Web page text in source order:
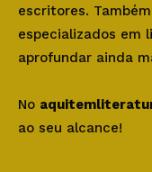
escritores.
especializados em
aprofundar ainda
No
ao seu alcance!